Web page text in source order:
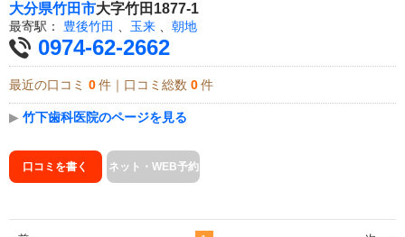
大分県竹田市大字竹田1877-1
最寄駅： 豊後竹田 、 玉来 、 朝地
0974-62-2662
最近の口コミ 0 件｜口コミ総数 0 件
▶ 竹下歯科医院のページを見る
口コミを書く ネット・WEB予約